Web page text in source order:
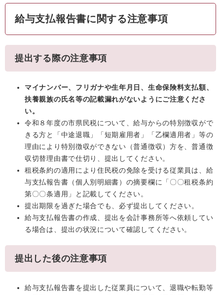
給与支払報告書に関する注意事項
提出する際の注意事項
マイナンバー、フリガナや生年月日、生命保険料支払額、
扶養親族の氏名等の記載漏れがないようにご注意くださ
い。
令和８年度の市県民税について、給与からの特別徴収がで
きる方と「中途退職」「短期雇用者」「乙欄適用者」等の
理由により特別徴収ができない（普通徴収）方を、普通徴
収切替理由書で仕切り、提出してください。
租税条約の適用により住民税の免除を受ける従業員は、給
与支払報告書（個人別明細書）の摘要欄に「〇〇租税条約
第〇〇条適用」と記載してください。
提出期限を過ぎた場合でも、必ず提出してください。
給与支払報告書の作成、提出を会計事務所等へ依頼してい
る場合は、提出の状況について確認してください。
提出した後の注意事項
給与支払報告書を提出した従業員について、退職や転勤等